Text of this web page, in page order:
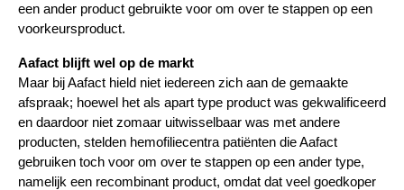
een ander product gebruikte voor om over te stappen op een
voorkeursproduct.
Aafact blijft wel op de markt
Maar bij Aafact hield niet iedereen zich aan de gemaakte
afspraak; hoewel het als apart type product was gekwalificeerd
en daardoor niet zomaar uitwisselbaar was met andere
producten, stelden hemofiliecentra patiënten die Aafact
gebruiken toch voor om over te stappen op een ander type,
namelijk een recombinant product, omdat dat veel goedkoper